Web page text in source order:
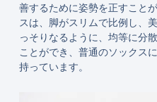
善するために姿勢を正すこと
スは、脚がスリムで比例し、
っそりなるように、均等に分
ことができ、普通のソックス
持っています。